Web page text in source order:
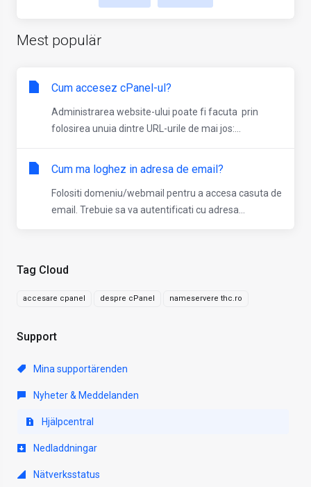
Tag Cloud
accesare cpanel despre cPanel nameservere thc.ro
Support
Mina supportärenden
Nyheter & Meddelanden
Hjälpcentral
Nedladdningar
Nätverksstatus
Mest populär
Cum accesez cPanel-ul?
Administrarea website-ului poate fi facuta prin
folosirea unuia dintre URL-urile de mai jos:...
Cum ma loghez in adresa de email?
Folositi domeniu/webmail pentru a accesa casuta de
email. Trebuie sa va autentificati cu adresa...